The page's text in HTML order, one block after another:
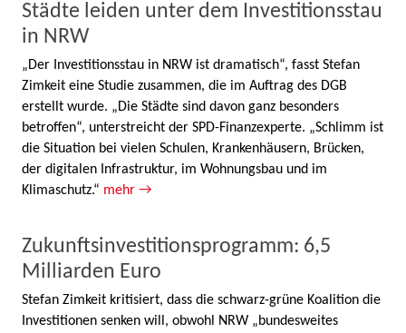
Städte leiden unter dem Investitionsstau
in NRW
„Der Investitionsstau in NRW ist dramatisch“, fasst Stefan
Zimkeit eine Studie zusammen, die im Auftrag des DGB
erstellt wurde. „Die Städte sind davon ganz besonders
betroffen“, unterstreicht der SPD-Finanzexperte. „Schlimm ist
die Situation bei vielen Schulen, Krankenhäusern, Brücken,
der digitalen Infrastruktur, im Wohnungsbau und im
Klimaschutz.“ mehr →
Zukunftsinvestitionsprogramm: 6,5
Milliarden Euro
Stefan Zimkeit kritisiert, dass die schwarz-grüne Koalition die
Investitionen senken will, obwohl NRW „bundesweites